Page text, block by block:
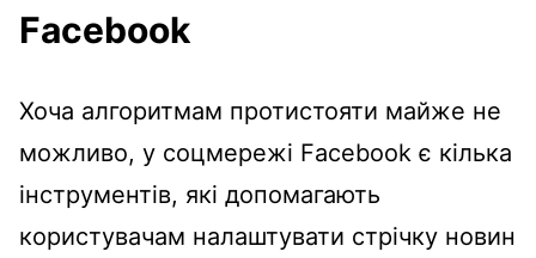
Facebook
Хоча алгоритмам протистояти майже не
можливо, у соцмережі Facebook є кілька
інструментів, які допомагають
користувачам налаштувати стрічку новин